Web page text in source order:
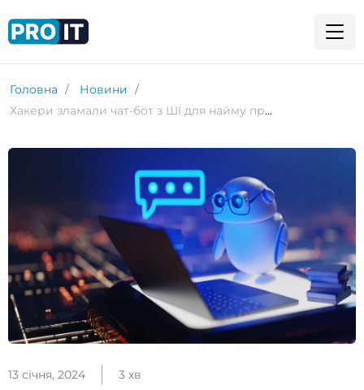
Головна
Новини
Хакери зламали чат-бот з ШI для найму працівників у мережі фаст-фуду
13 січня, 2024 3 хв